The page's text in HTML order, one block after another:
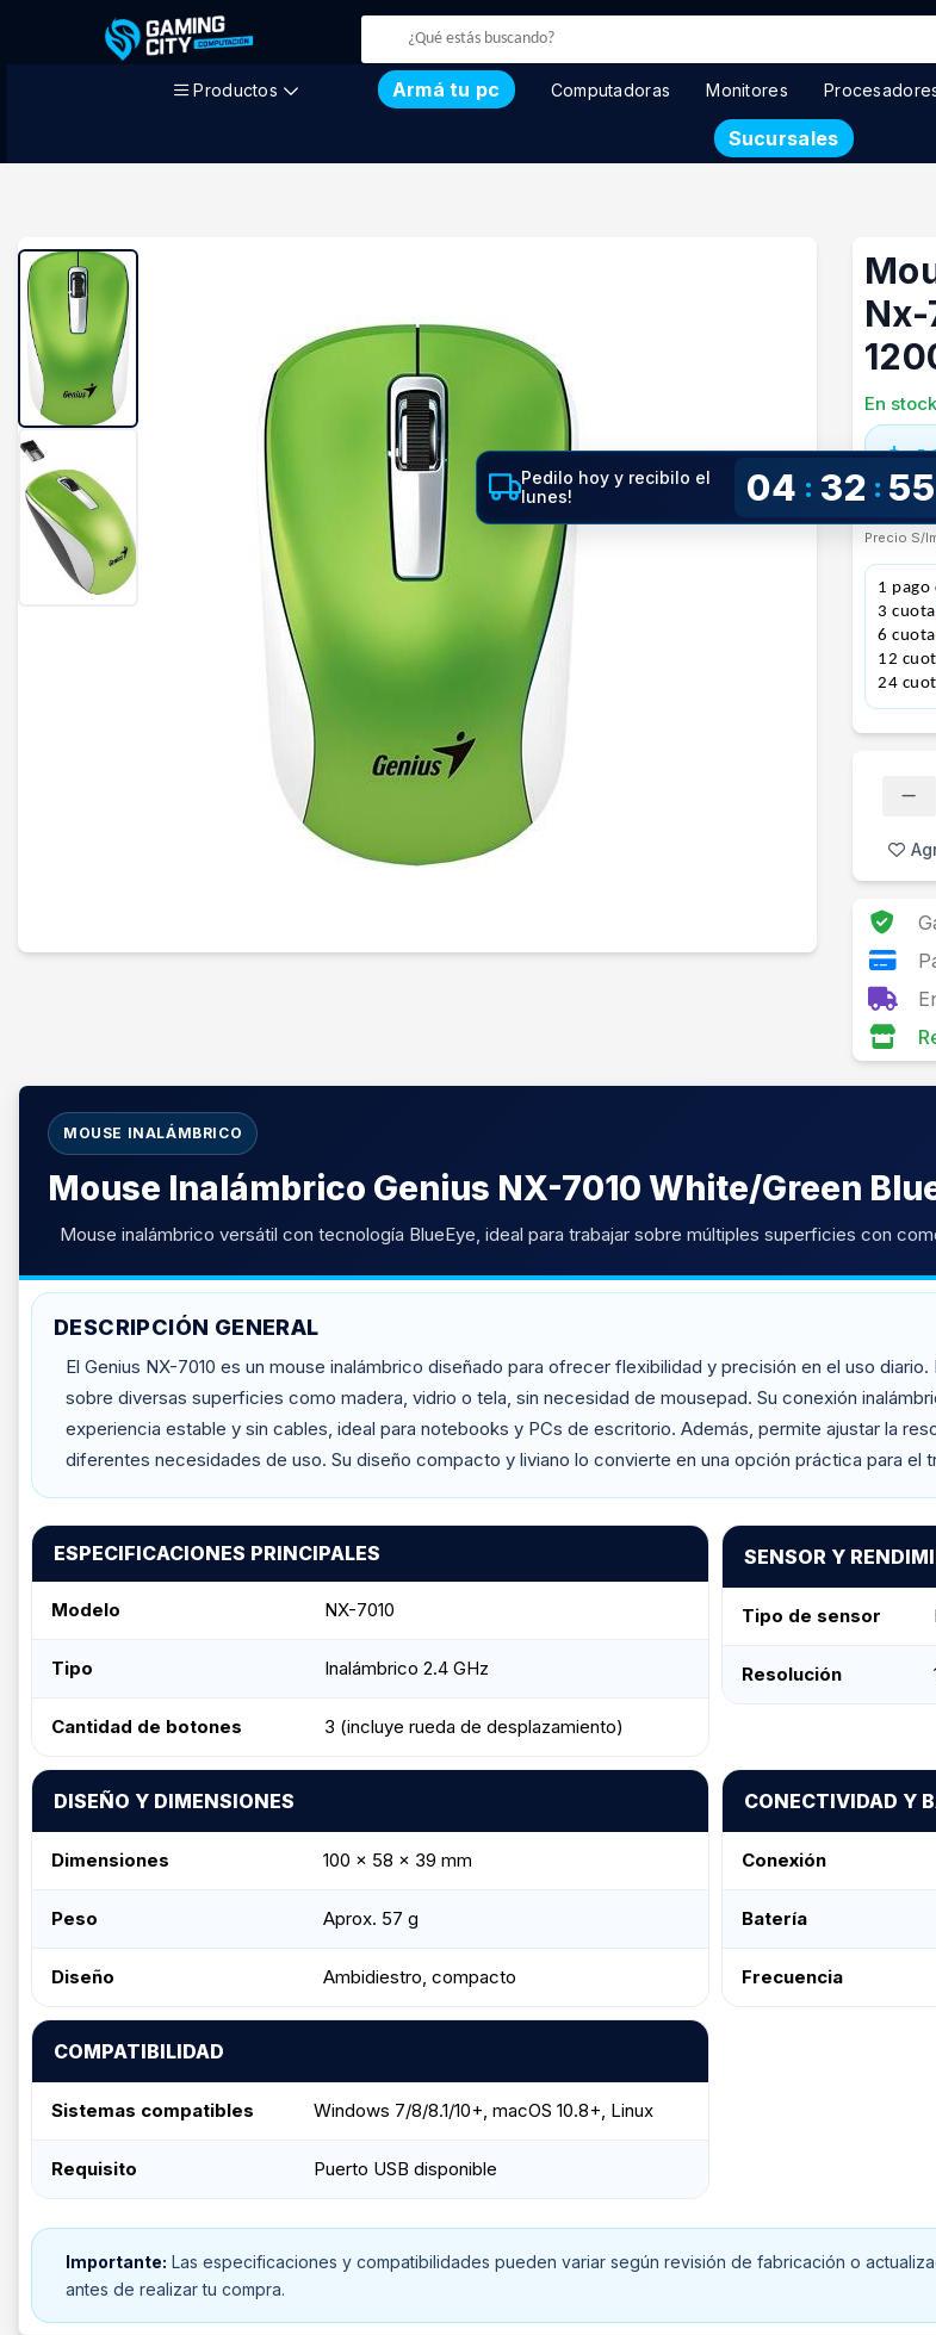
Productos Armá tu pc Computadoras Monitores
Sucursales
En stock
$
Precio S/
1 pago
3
6
12
24
Pedilo hoy y recibilo el
lunes!
04 : 32 : 54
MOUSE INALÁMBRICO
Mouse Inalámbrico Genius NX-7010 White/Green
Mouse inalámbrico versátil con tecnología BlueEye, ideal para trabajar sobre múltiples superficies con
DESCRIPCIÓN GENERAL
El Genius NX-7010 es un mouse inalámbrico diseñado para ofrecer flexibilidad y precisión en el uso
sobre diversas superficies como madera, vidrio o tela, sin necesidad de mousepad. Su conexión
experiencia estable y sin cables, ideal para notebooks y PCs de escritorio. Además, permite ajustar la
diferentes necesidades de uso. Su diseño compacto y liviano lo convierte en una opción práctica para el
ESPECIFICACIONES PRINCIPALES
Modelo NX-7010
Tipo Inalámbrico 2.4 GHz
Cantidad de botones 3 (incluye rueda de desplazamiento)
SENSOR Y
Tipo de sensor
Resolución
DISEÑO Y DIMENSIONES
Dimensiones 100 x 58 x 39 mm
Peso Aprox. 57 g
Diseño Ambidiestro, compacto
CONECTIVIDAD Y
Conexión
Batería
Frecuencia
COMPATIBILIDAD
Sistemas compatibles Windows 7/8/8.1/10+, macOS 10.8+, Linux
Requisito Puerto USB disponible
Importante: Las especificaciones y compatibilidades pueden variar según revisión de fabricación o
antes de realizar tu compra.